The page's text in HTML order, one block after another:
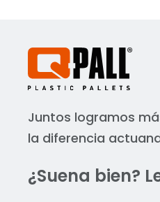
Juntos logramos
la diferencia
¿Suena bien?